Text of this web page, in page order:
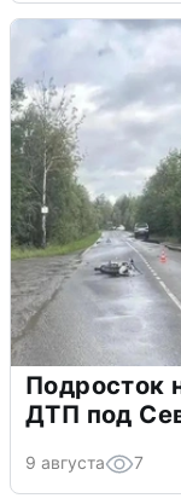
Подросток
ДТП под
9 августа 7